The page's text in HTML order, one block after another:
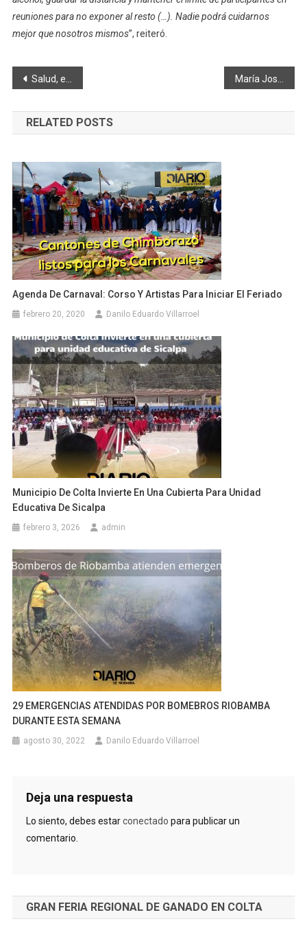
reuniones para no exponer al resto (…). Nadie podrá cuidarnos
mejor que nosotros mismos”, reiteró.
Navegación
de
entradas
Salud, educación turismo fueron temas del presidente Lasso en Chimborazo María José Pontón, nueva Gobernadora de Chimborazo
RELATED POSTS
Agenda De Carnaval: Corso Y Artistas Para Iniciar El Feriado
febrero 20, 2020 Danilo Eduardo Villarroel
Municipio De Colta Invierte En Una Cubierta Para Unidad
Educativa De Sicalpa
febrero 3, 2026 admin
29 EMERGENCIAS ATENDIDAS POR BOMEBROS RIOBAMBA
DURANTE ESTA SEMANA
agosto 30, 2022 Danilo Eduardo Villarroel
Deja una respuesta
Lo siento, debes estarconectado para publicar un
comentario.
GRAN FERIA REGIONAL DE GANADO EN COLTA